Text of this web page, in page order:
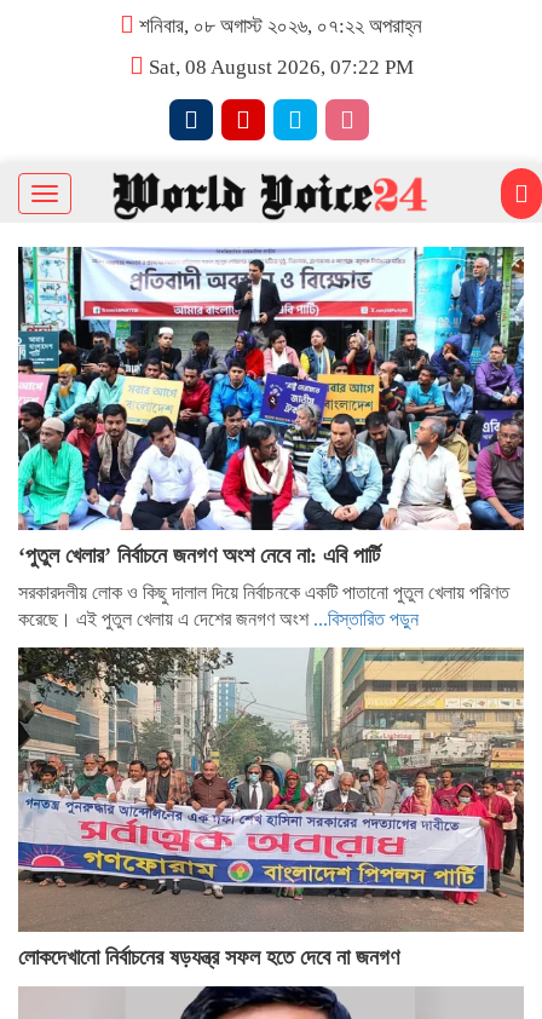
শনিবার, ০৮ অগাস্ট ২০২৬, ০৭:২২ অপরাহ্ন
Sat, 08 August 2026, 07:22 PM
Toggle
navigation
‘পুতুল খেলার’ নির্বাচনে জনগণ অংশ নেবে না: এবি পার্টি
সরকারদলীয় লোক ও কিছু দালাল দিয়ে নির্বাচনকে একটি পাতানো পুতুল খেলায় পরিণত
করেছে। এই পুতুল খেলায় এ দেশের জনগণ অংশ ...বিস্তারিত পড়ুন
লোকদেখানো নির্বাচনের ষড়যন্ত্র সফল হতে দেবে না জনগণ